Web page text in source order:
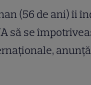
(56 de ani) îi
să se